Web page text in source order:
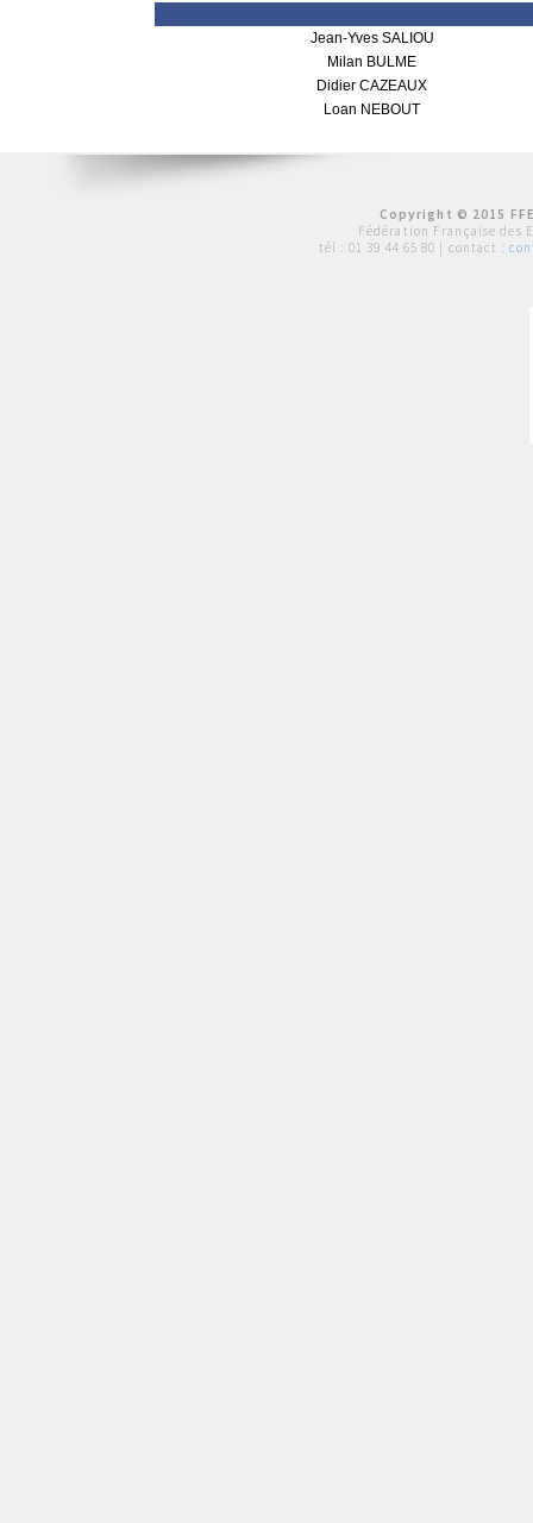
Jean-Yves SALIOU
Milan BULME
Didier CAZEAUX
Loan NEBOUT
Copyright © 2015
Fédération Française des
tél : 01 39 44 65 80 | contact :